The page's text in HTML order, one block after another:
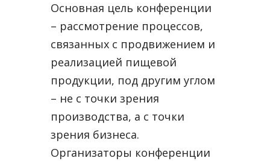
Основная цель конференции
– рассмотрение процессов,
связанных с продвижением и
реализацией пищевой
продукции, под другим углом
– не с точки зрения
производства, а с точки
зрения бизнеса.
Организаторы конференции